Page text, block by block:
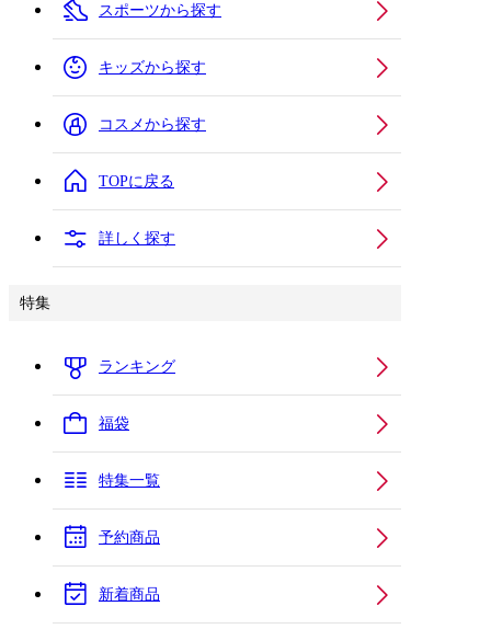
スポーツから探す
キッズから探す
コスメから探す
TOPに戻る
詳しく探す
特集
ランキング
福袋
特集一覧
予約商品
新着商品